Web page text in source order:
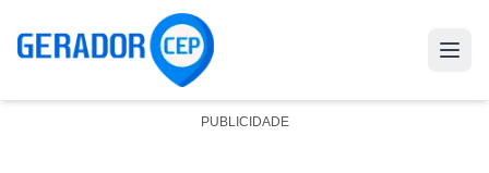
PUBLICIDADE